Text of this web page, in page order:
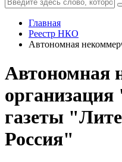
Главная
Реестр НКО
Автономная
Автономная
газеты
Россия"